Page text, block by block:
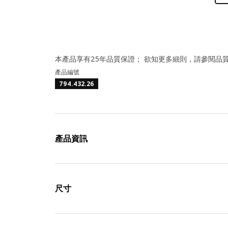
本產品享有25年品質保證； 欲知更多細則，請參閱品
產品編號
794.432.26
產品資訊
尺寸